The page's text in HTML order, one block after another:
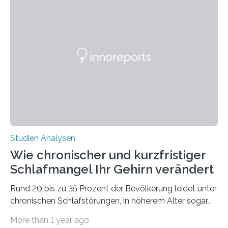
derzeitigen Verbreitungsgebiets bis zum Jahr 2100
Studien Analysen
Wie chronischer und kurzfristiger
Schlafmangel Ihr Gehirn verändert
Rund 20 bis zu 35 Prozent der Bevölkerung leidet unter
chronischen Schlafstörungen, in höherem Alter sogar
Erwachsene kennt zudem ein kurzfristiges Schlafdefizit:
More than 1 year ago